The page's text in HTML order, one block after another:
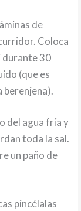
de
Coloca
durante 30
(que es
berenjena).
del agua fría y
toda la sal.
un paño de
pincélalas